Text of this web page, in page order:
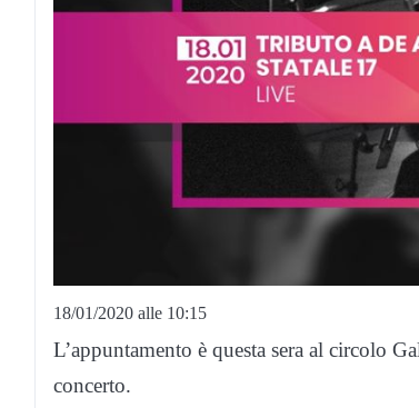
18/01/2020 alle 10:15
L’appuntamento è questa sera al circolo
concerto.